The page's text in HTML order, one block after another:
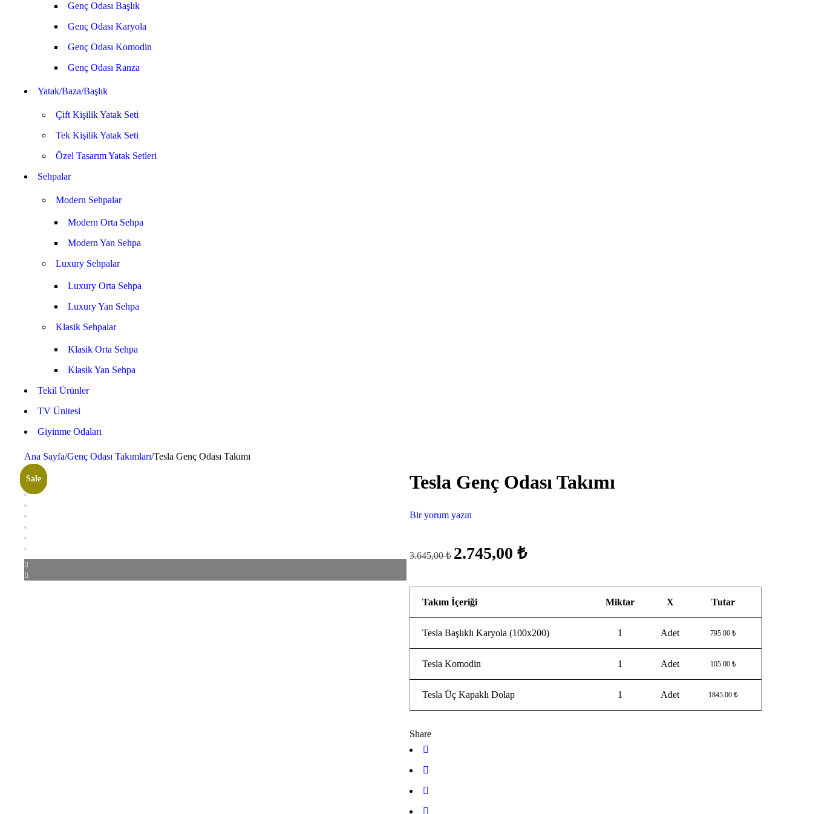
Genç Odası Başlık
Genç Odası Karyola
Genç Odası Komodin
Genç Odası Ranza
Yatak/Baza/Başlık
Çift Kişilik Yatak Seti
Tek Kişilik Yatak Seti
Özel Tasarım Yatak Setleri
Sehpalar
Modern Sehpalar
Modern Orta Sehpa
Modern Yan Sehpa
Luxury Sehpalar
Luxury Orta Sehpa
Luxury Yan Sehpa
Klasik Sehpalar
Klasik Orta Sehpa
Klasik Yan Sehpa
Tekil Ürünler
TV Ünitesi
Giyinme Odaları
Ana Sayfa/Genç Odası Takımları/Tesla Genç Odası Takımı
Tesla Genç Odası Takımı
Bir yorum yazın
3.645,00 ₺ 2.745,00 ₺
Takım İçeriği Miktar X Tutar
Tesla Başlıklı Karyola (100x200) 1 Adet 795.00 ₺
Tesla Komodin 1 Adet 105.00 ₺
Tesla Üç Kapaklı Dolap 1 Adet 1845.00 ₺
Share
Sale
Sale
Sale
Sale
Sale
Sale
Sale
Sale
Sale
Sale
Sale
Sale
Sale
Sale